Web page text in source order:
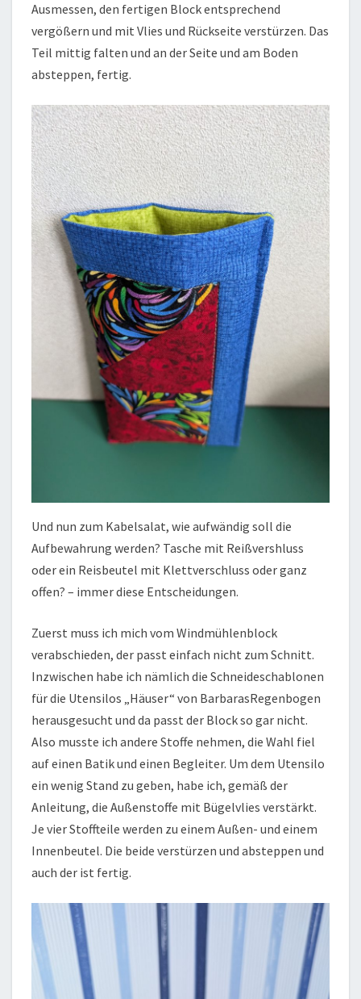
Ausmessen, den fertigen Block entsprechend
vergößern und mit Vlies und Rückseite verstürzen. Das
Teil mittig falten und an der Seite und am Boden
absteppen, fertig.
Und nun zum Kabelsalat, wie aufwändig soll die
Aufbewahrung werden? Tasche mit Reißvershluss
oder ein Reisbeutel mit Klettverschluss oder ganz
offen? – immer diese Entscheidungen.
Zuerst muss ich mich vom Windmühlenblock
verabschieden, der passt einfach nicht zum Schnitt.
Inzwischen habe ich nämlich die Schneideschablonen
für die Utensilos „Häuser“ von BarbarasRegenbogen
herausgesucht und da passt der Block so gar nicht.
Also musste ich andere Stoffe nehmen, die Wahl fiel
auf einen Batik und einen Begleiter. Um dem Utensilo
ein wenig Stand zu geben, habe ich, gemäß der
Anleitung, die Außenstoffe mit Bügelvlies verstärkt.
Je vier Stoffteile werden zu einem Außen- und einem
Innenbeutel. Die beide verstürzen und absteppen und
auch der ist fertig.